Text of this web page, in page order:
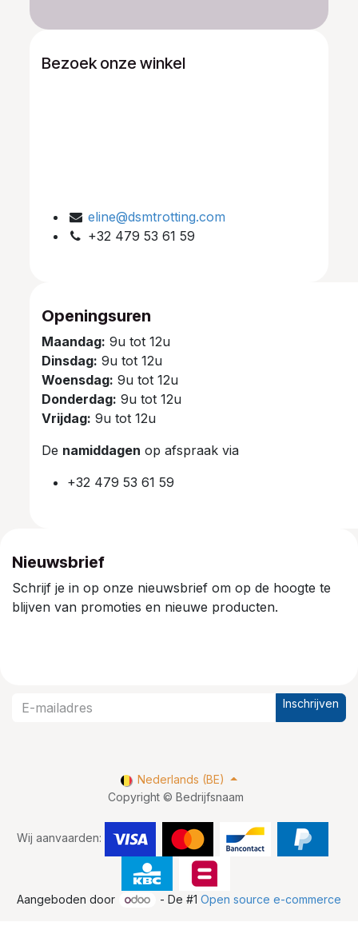
Bezoek onze winkel
eline@dsmtrotting.com
+32 479 53 61 59
Openingsuren
Maandag: 9u tot 12u
Dinsdag: 9u tot 12u
Woensdag: 9u tot 12u
Donderdag: 9u tot 12u
Vrijdag: 9u tot 12u
De namiddagen op afspraak via
+32 479 53 61 59
Nieuwsbrief
Schrijf je in op onze nieuwsbrief om op de hoogte te
blijven van promoties en nieuwe producten.
Inschrijven
Copyright © Bedrijfsnaam
Wij aanvaarden:
Nederlands (BE)
Aangeboden door - De #1Open source e-commerce